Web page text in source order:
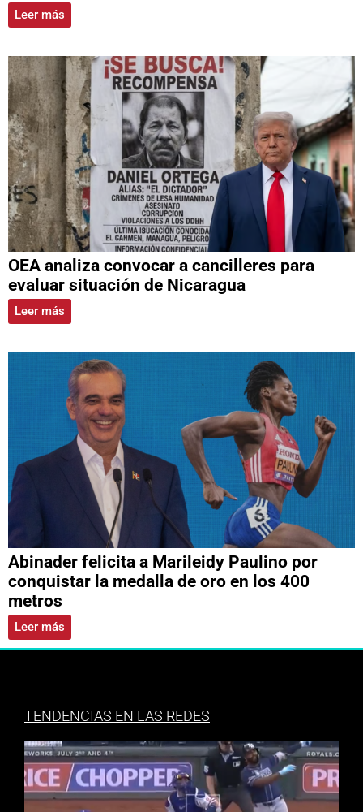
Leer más
OEA analiza convocar a cancilleres para
evaluar situación de Nicaragua
Leer más
Abinader felicita a Marileidy Paulino por
conquistar la medalla de oro en los 400
metros
Leer más
TENDENCIAS EN LAS REDES